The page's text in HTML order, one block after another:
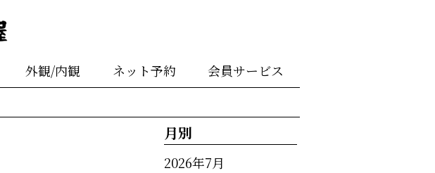
外観/内観 ネット予約 会員サービス
月別
2026年7月